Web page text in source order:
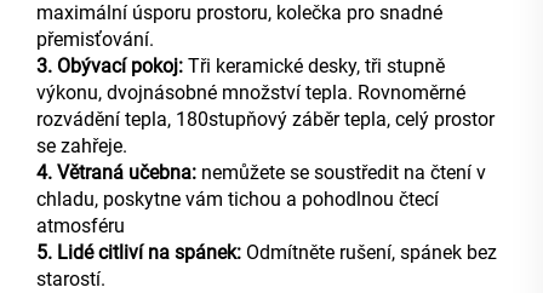
maximální úsporu prostoru, kolečka pro snadné
přemisťování.
3. Obývací pokoj: Tři keramické desky, tři stupně
výkonu, dvojnásobné množství tepla. Rovnoměrné
rozvádění tepla, 180stupňový záběr tepla, celý prostor
se zahřeje.
4. Větraná učebna: nemůžete se soustředit na čtení v
chladu, poskytne vám tichou a pohodlnou čtecí
atmosféru
5. Lidé citliví na spánek: Odmítněte rušení, spánek bez
starostí.